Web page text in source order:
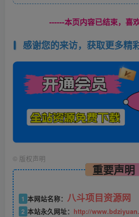
------本页内容已结束，喜
感谢您的来访，获取更多精
© 版权声明
重要声明
1 本网站名称： 八斗项目资源网
2 本站永久网址： http://